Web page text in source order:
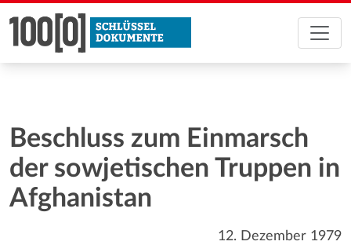
Beschluss zum Einmarsch
der sowjetischen Truppen in
Afghanistan
12. Dezember 1979